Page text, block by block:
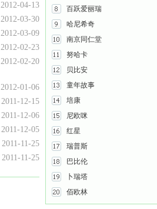
2012-04-13
2012-03-30
2012-03-09
2012-02-23
2012-02-20
2012-01-06
2011-12-15
2011-12-06
2011-12-05
2011-11-25
2011-11-25
百跃爱丽瑞
哈尼希奇
南京同仁堂
努哈卡
贝比安
童年故事
培康
尼欧咪
红星
瑞普斯
巴比伦
卜瑞塔
佰欧林